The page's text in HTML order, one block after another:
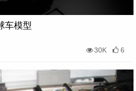
车模型
30K 6